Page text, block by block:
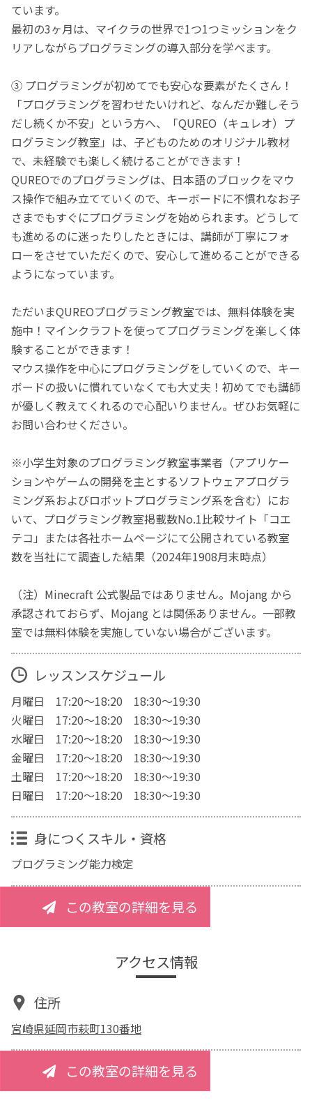
ています。
最初の3ヶ月は、マイクラの世界で1つ1つミッションをク
リアしながらプログラミングの導入部分を学べます。
③ プログラミングが初めてでも安心な要素がたくさん！
「プログラミングを習わせたいけれど、なんだか難しそう
だし続くか不安」という方へ、「QUREO（キュレオ）プ
ログラミング教室」は、子どものためのオリジナル教材
で、未経験でも楽しく続けることができます！
QUREOでのプログラミングは、日本語のブロックをマウ
ス操作で組み立てていくので、キーボードに不慣れなお子
さまでもすぐにプログラミングを始められます。どうして
も進めるのに迷ったりしたときには、講師が丁寧にフォ
ローをさせていただくので、安心して進めることができる
ようになっています。
ただいまQUREOプログラミング教室では、無料体験を実
施中！マインクラフトを使ってプログラミングを楽しく体
験することができます！
マウス操作を中心にプログラミングをしていくので、キー
ボードの扱いに慣れていなくても大丈夫！初めてでも講師
が優しく教えてくれるので心配いりません。ぜひお気軽に
お問い合わせください。
※小学生対象のプログラミング教室事業者（アプリケー
ションやゲームの開発を主とするソフトウェアプログラ
ミング系およびロボットプログラミング系を含む）にお
いて、プログラミング教室掲載数No.1比較サイト「コエ
テコ」または各社ホームページにて公開されている教室
数を当社にて調査した結果（2024年1908月末時点）
（注）Minecraft 公式製品ではありません。Mojang から
承認されておらず、Mojang とは関係ありません。一部教
室では無料体験を実施していない場合がございます。
レッスンスケジュール
月曜日 17:20～18:20 18:30～19:30
火曜日 17:20～18:20 18:30～19:30
水曜日 17:20～18:20 18:30～19:30
金曜日 17:20～18:20 18:30～19:30
土曜日 17:20～18:20 18:30～19:30
日曜日 17:20～18:20 18:30～19:30
身につくスキル・資格
プログラミング能力検定
この教室の詳細を見る
アクセス情報
住所
宮崎県延岡市萩町130番地
この教室の詳細を見る